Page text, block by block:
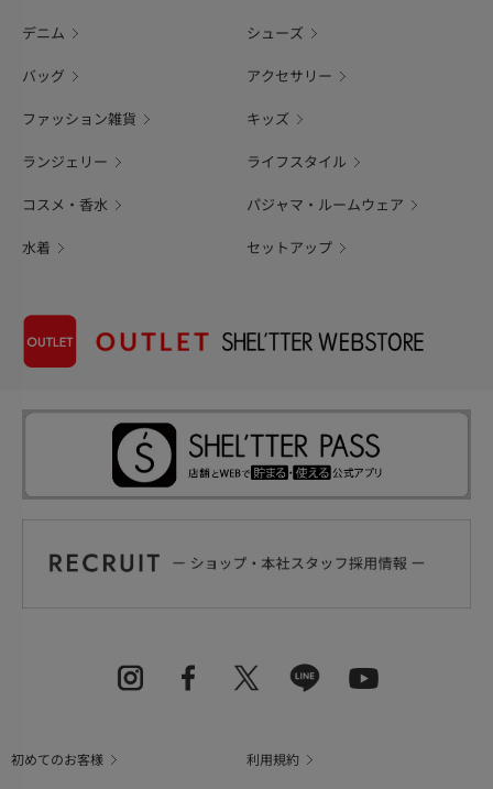
デニム シューズ
バッグ アクセサリー
ファッション雑貨 キッズ
ランジェリー ライフスタイル
コスメ・香水 パジャマ・ルームウェア
水着 セットアップ
初めてのお客様 利用規約